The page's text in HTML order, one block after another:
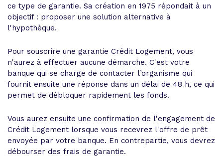
ce type de garantie. Sa création en 1975 répondait à un
objectif : proposer une solution alternative à
l'hypothèque.
Pour souscrire une garantie Crédit Logement, vous
n'aurez à effectuer aucune démarche. C'est votre
banque qui se charge de contacter l’organisme qui
fournit ensuite une réponse dans un délai de 48 h, ce qui
permet de débloquer rapidement les fonds.
Vous aurez ensuite une confirmation de l'engagement de
Crédit Logement lorsque vous recevrez l'offre de prêt
envoyée par votre banque. En contrepartie, vous devrez
débourser des frais de garantie.